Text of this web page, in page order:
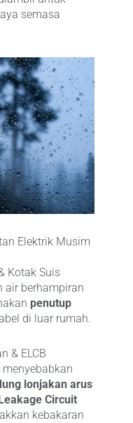
semasa
Elektrik Musim
Kotak Suis
air berhampiran
penutup
di luar rumah.
& ELCB
lonjakan arus
Circuit
kebakaran